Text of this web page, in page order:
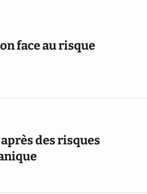
face au risque
des risques